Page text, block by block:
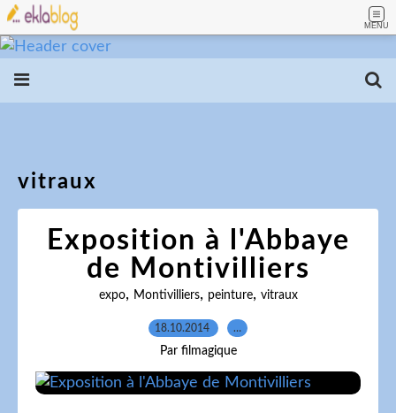
MENU
vitraux
Exposition à l'Abbaye
de Montivilliers
expo, Montivilliers, peinture, vitraux
18.10.2014 …
Par filmagique